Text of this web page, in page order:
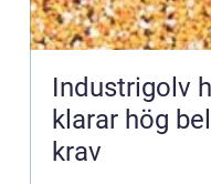
Industrigolv
klarar hög
krav